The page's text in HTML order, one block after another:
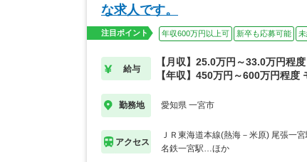
な求人です。
注目ポイント 年収600万円以上可 新卒も応募可能
給与
【月収】25.0万円～33.0万円程度
【年収】450万円～600万円程度
勤務地 愛知県 一宮市
アクセス
ＪＲ東海道本線(熱海－米原) 尾張一
名鉄一宮駅…ほか